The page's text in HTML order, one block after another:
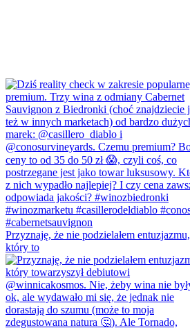
Przyznaję, że nie podzielałem entuzjazmu,
który to